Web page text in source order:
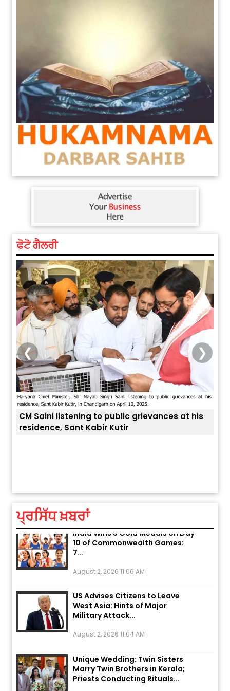
ਫੋਟੋ ਗੈਲਰੀ
❮ ❯
ਪ੍ਰਸਿੱਧ ਖ਼ਬਰਾਂIndia Wins 8 Gold Medals on Day
10 of Commonwealth Games:
7...
US Advises Citizens to Leave
West Asia: Hints of Major
Military Attack...
Unique Wedding: Twin Sisters
Marry Twin Brothers in Kerala;
Priests Conducting Rituals...